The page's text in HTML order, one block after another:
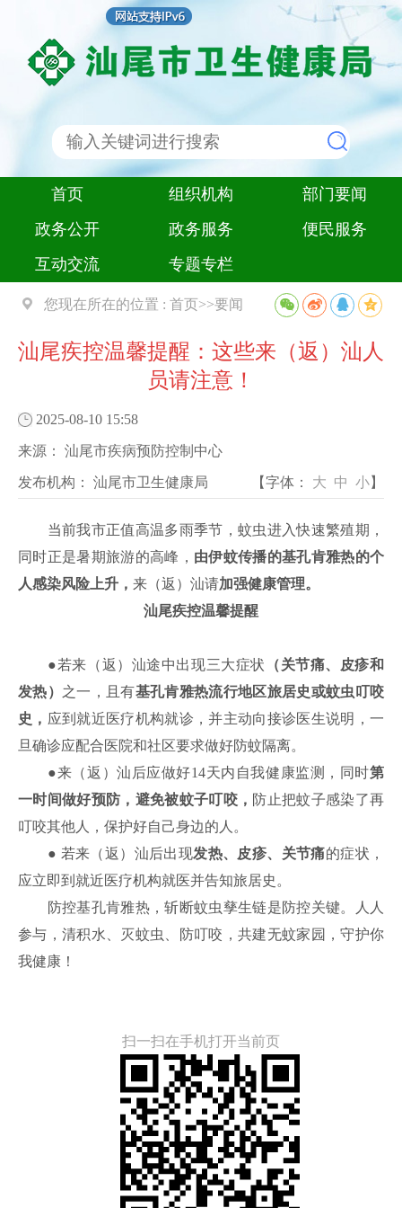
首页 组织机构
部门要闻
政务公开
政务服务
便民服务
互动交流
专题专栏
您现在所在的位置 : 首页>>要闻
汕尾疾控温馨提醒：这些来（返）汕人
员请注意！
2025-08-10 15:58
来源： 汕尾市疾病预防控制中心
发布机构： 汕尾市卫生健康局 【字体： 大 中 小】
当前我市正值高温多雨季节，蚊虫进入快速繁殖期，
同时正是暑期旅游的高峰， 由伊蚊传播的基孔肯雅热的个
人感染风险上升， 来（返）汕请加强健康管理。
汕尾疾控温馨提醒
●若来（返）汕途中出现三大症状
（关节痛、皮疹和
发热） 之一，且有基孔肯雅热流行地区旅居史或蚊虫叮咬
史 ， 应到就近医疗机构就诊，并主动向接诊医生说明，一
旦确诊应配合医院和社区要求做好防蚊隔离。
●来（返）汕后应做好14天内自我健康监测，同时第
一时间做好预防，避免被蚊子叮咬 ， 防止把蚊子感染了再
叮咬其他人，保护好自己身边的人。
● 若来（返）汕后出现发热、皮疹、关节痛的症状，
应立即到就近医疗机构就医并告知旅居史。
防控基孔肯雅热，斩断蚊虫孳生链是防控关键。人人
参与，清积水、灭蚊虫、防叮咬，共建无蚊家园，守护你
我健康！
扫一扫在手机打开当前页